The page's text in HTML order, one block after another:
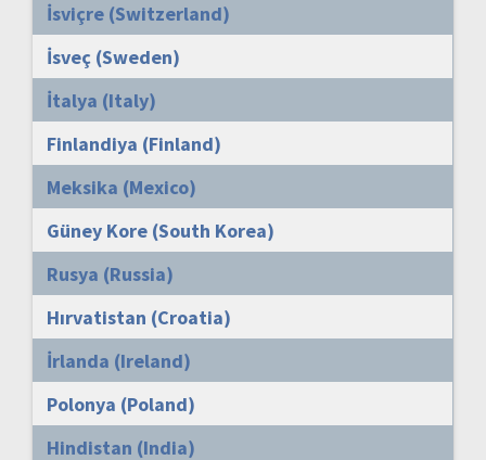
İsviçre (Switzerland)
İsveç (Sweden)
İtalya (Italy)
Finlandiya (Finland)
Meksika (Mexico)
Güney Kore (South Korea)
Rusya (Russia)
Hırvatistan (Croatia)
İrlanda (Ireland)
Polonya (Poland)
Hindistan (India)